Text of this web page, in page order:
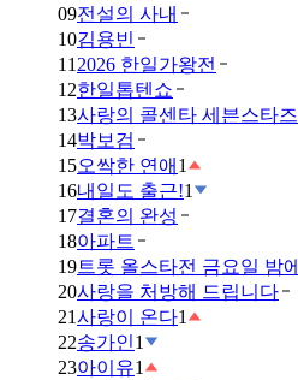
09전설의 사내
10김용빈
11 2026 한일가왕전
12한일톱텐쇼
13사랑의 콜센타 세븐스타즈
14박보검
15오싹한 연애 1
16내일도 출근!1
17결혼의 완성
18아파트
19트롯 올스타전 금요일 밤에
20사랑을 처방해 드립니다
21사랑이 온다1
22송가인1
23아이유1